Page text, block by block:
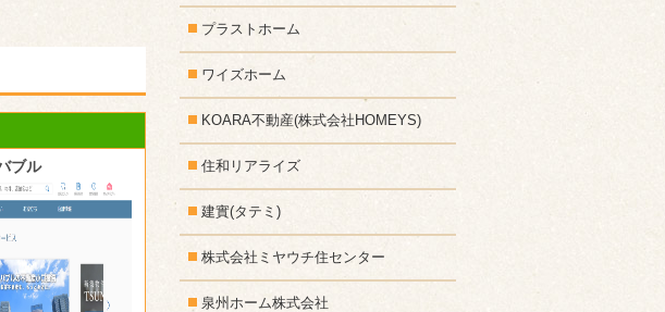
ブル
プラストホーム
ワイズホーム
KOARA不動産(株式会社HOMEYS)
住和リアライズ
建實(タテミ)
株式会社ミヤウチ住センター
泉州ホーム株式会社